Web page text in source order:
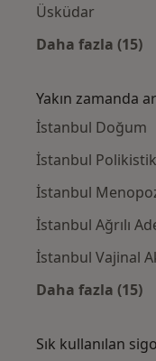
Üsküdar
Daha fazla (15)
Yakın zamanda
İstanbul Doğum
İstanbul
İstanbul
İstanbul Ağrılı
İstanbul Vajinal
Daha fazla (15)
Sık kullanılan